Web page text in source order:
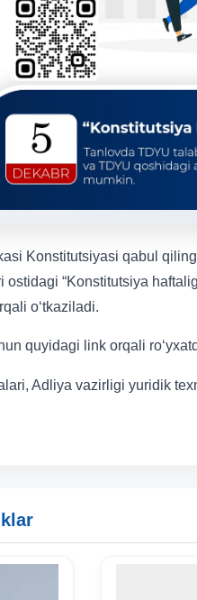
Konstitutsiyasi qabul
ostidagi “Konstitutsiya
o‘tkaziladi.
quyidagi link orqali
Adliya vazirligi yuridik